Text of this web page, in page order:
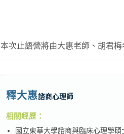
本次止語營將由大惠老師、胡君
釋大惠諮商心理師
相關經歷：
國立東華大學諮商與臨床心理學碩